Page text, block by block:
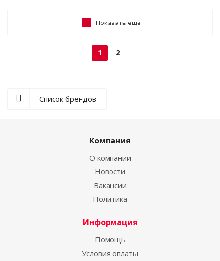
Показать еще
1 2
Список брендов
Компания
О компании
Новости
Вакансии
Политика
Информация
Помощь
Условия оплаты